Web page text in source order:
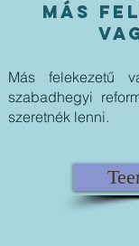
MÁS
Más felekezetű
szabadhegyi
szeretnék lenni.